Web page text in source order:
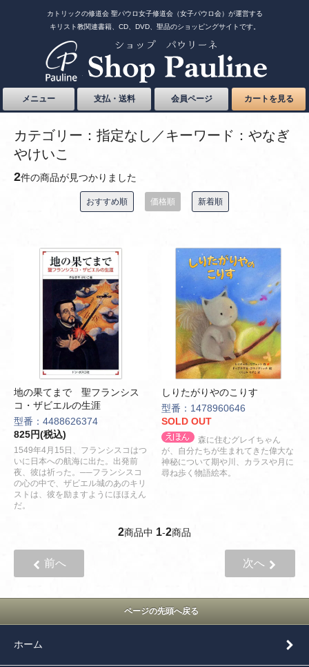
カトリックの修道会 聖パウロ女子修道会（女子パウロ会）が運営する
キリスト教関連書籍、CD、DVD、聖品のショッピングサイトです。
メニュー 支払・送料 会員ページ カートを見る
カテゴリー：指定なし／キーワード：やなぎ
やけいこ
2件の商品が見つかりました
おすすめ順 価格順 新着順
地の果てまで 聖フランシス
コ・ザビエルの生涯
型番：4488626374
825円(税込)
1549年4月15日、フランシスコはつ
いに日本への航海に出た。出発前
夜、彼は祈った。──フランシスコ
の心の中で、ザビエル城のあのキリ
ストは、彼を励ますようにほほえん
だ。
しりたがりやのこりす
型番：1478960646
SOLD OUT
森に住むグレイちゃん
が、自分たちが生まれてきた偉大な
神秘について期や川、カラスや月に
尋ね歩く物語絵本。
2商品中 1-2商品
前へ 次へ
ページの先頭へ戻る
ホーム